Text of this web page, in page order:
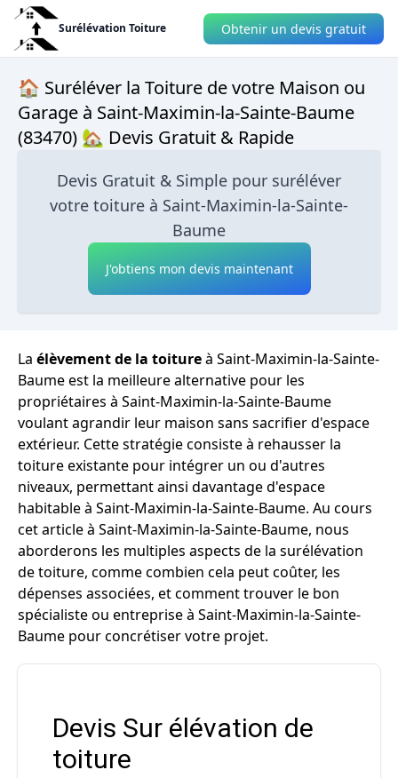
Surélévation Toiture Obtenir un devis gratuit
🏠 Suréléver la Toiture de votre Maison ou
Garage à Saint-Maximin-la-Sainte-Baume
(83470) 🏡 Devis Gratuit & Rapide
Devis Gratuit & Simple pour suréléver
votre toiture à Saint-Maximin-la-Sainte-
Baume
J'obtiens mon devis maintenant
La élèvement de la toitureà Saint-Maximin-la-Sainte-
Baume est la meilleure alternative pour les
propriétaires à Saint-Maximin-la-Sainte-Baume
voulant agrandir leur maison sans sacrifier d'espace
extérieur. Cette stratégie consiste à rehausser la
toiture existante pour intégrer un ou d'autres
niveaux, permettant ainsi davantage d'espace
habitable à Saint-Maximin-la-Sainte-Baume. Au cours
cet article à Saint-Maximin-la-Sainte-Baume, nous
aborderons les multiples aspects de la surélévation
de toiture, comme combien cela peut coûter, les
dépenses associées, et comment trouver le bon
spécialiste ou entreprise à Saint-Maximin-la-Sainte-
Baume pour concrétiser votre projet.
Devis Sur élévation de
toiture